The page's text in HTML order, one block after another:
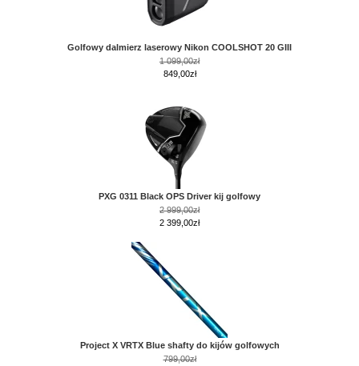
Golfowy dalmierz laserowy Nikon COOLSHOT 20 GIII
1 099,00zł
849,00zł
PXG 0311 Black OPS Driver kij golfowy
2 999,00zł
2 399,00zł
Project X VRTX Blue shafty do kijów golfowych
799,00zł